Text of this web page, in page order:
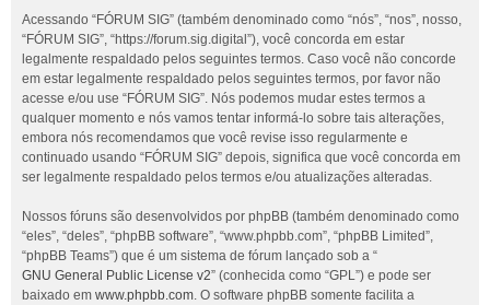
Acessando “FÓRUM SIG” (também denominado como “nós”, “nos”, nosso,
“FÓRUM SIG”, “https://forum.sig.digital”), você concorda em estar
legalmente respaldado pelos seguintes termos. Caso você não concorde
em estar legalmente respaldado pelos seguintes termos, por favor não
acesse e/ou use “FÓRUM SIG”. Nós podemos mudar estes termos a
qualquer momento e nós vamos tentar informá-lo sobre tais alterações,
embora nós recomendamos que você revise isso regularmente e
continuado usando “FÓRUM SIG” depois, significa que você concorda em
ser legalmente respaldado pelos termos e/ou atualizações alteradas.
Nossos fóruns são desenvolvidos por phpBB (também denominado como
“eles”, “deles”, “phpBB software”, “www.phpbb.com”, “phpBB Limited”,
“phpBB Teams”) que é um sistema de fórum lançado sob a “
GNU General Public License v2” (conhecida como “GPL”) e pode ser
baixado em www.phpbb.com. O software phpBB somente facilita a